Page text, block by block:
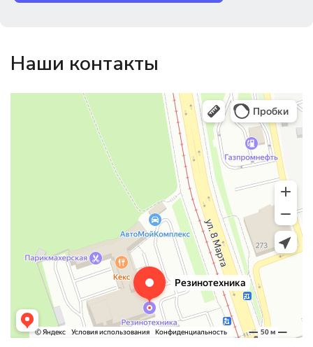
Наши контакты
Магазин резинотехники
Резиновые и резинотехнические изделия в Екатеринбурге
Садовый инвентарь и техника в Екатеринбурге